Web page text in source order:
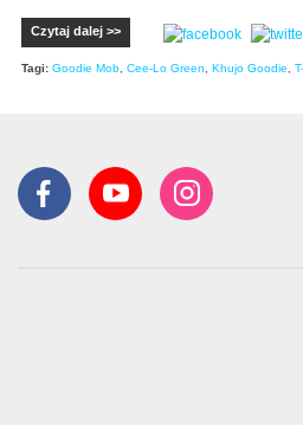
Czytaj dalej >>
Tagi: Goodie Mob Cee-Lo Green Khujo Goodie